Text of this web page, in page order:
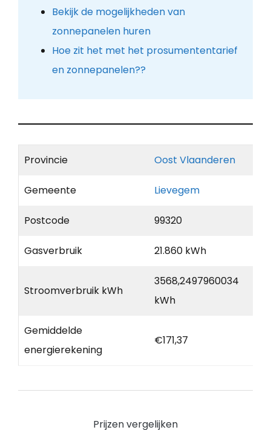
Bekijk de mogelijkheden van
zonnepanelen huren
Hoe zit het met het prosumententarief
en zonnepanelen??
Provincie Oost Vlaanderen
Gemeente Lievegem
Postcode 99320
Gasverbruik 21.860 kWh
Stroomverbruik kWh
3568,2497960034
kWh
Gemiddelde
energierekening
€171,37
Prijzen vergelijken